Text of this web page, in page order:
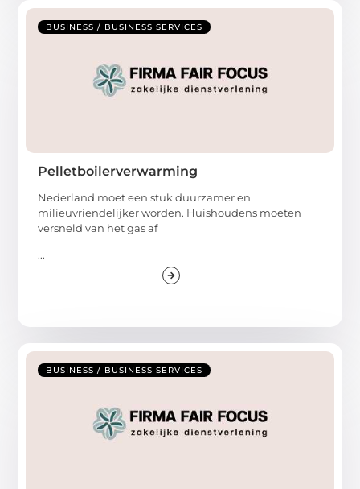
BUSINESS / BUSINESS SERVICES
Pelletboilerverwarming
Nederland moet een stuk duurzamer en
milieuvriendelijker worden. Huishoudens moeten
versneld van het gas af
...
BUSINESS / BUSINESS SERVICES